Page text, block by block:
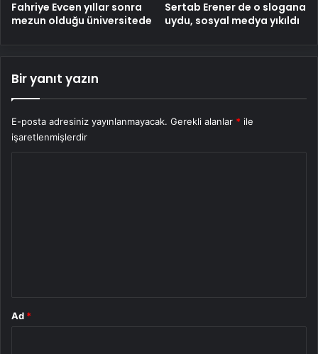
Fahriye Evcen yıllar sonra
mezun olduğu üniversitede
Sertab Erener de o slogana
uydu, sosyal medya yıkıldı
Bir yanıt yazın
E-posta adresiniz yayınlanmayacak. Gerekli alanlar * ile
işaretlenmişlerdir
Ad *